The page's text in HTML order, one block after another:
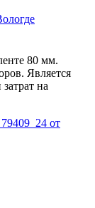
80 мм.
Является
на
от